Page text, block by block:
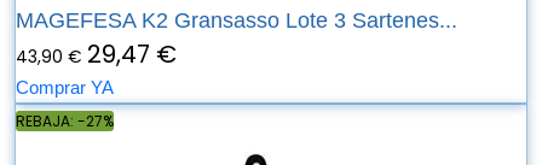
MAGEFESA K2 Gransasso Lote 3 Sartenes...
43,90 € 29,47 €
Comprar YA
REBAJA: -27%